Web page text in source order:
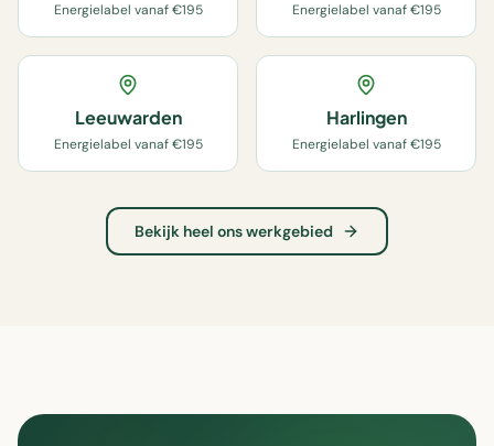
Energielabel vanaf €195 Energielabel vanaf €195
Leeuwarden
Energielabel vanaf €195
Harlingen
Energielabel vanaf €195
Bekijk heel ons werkgebied